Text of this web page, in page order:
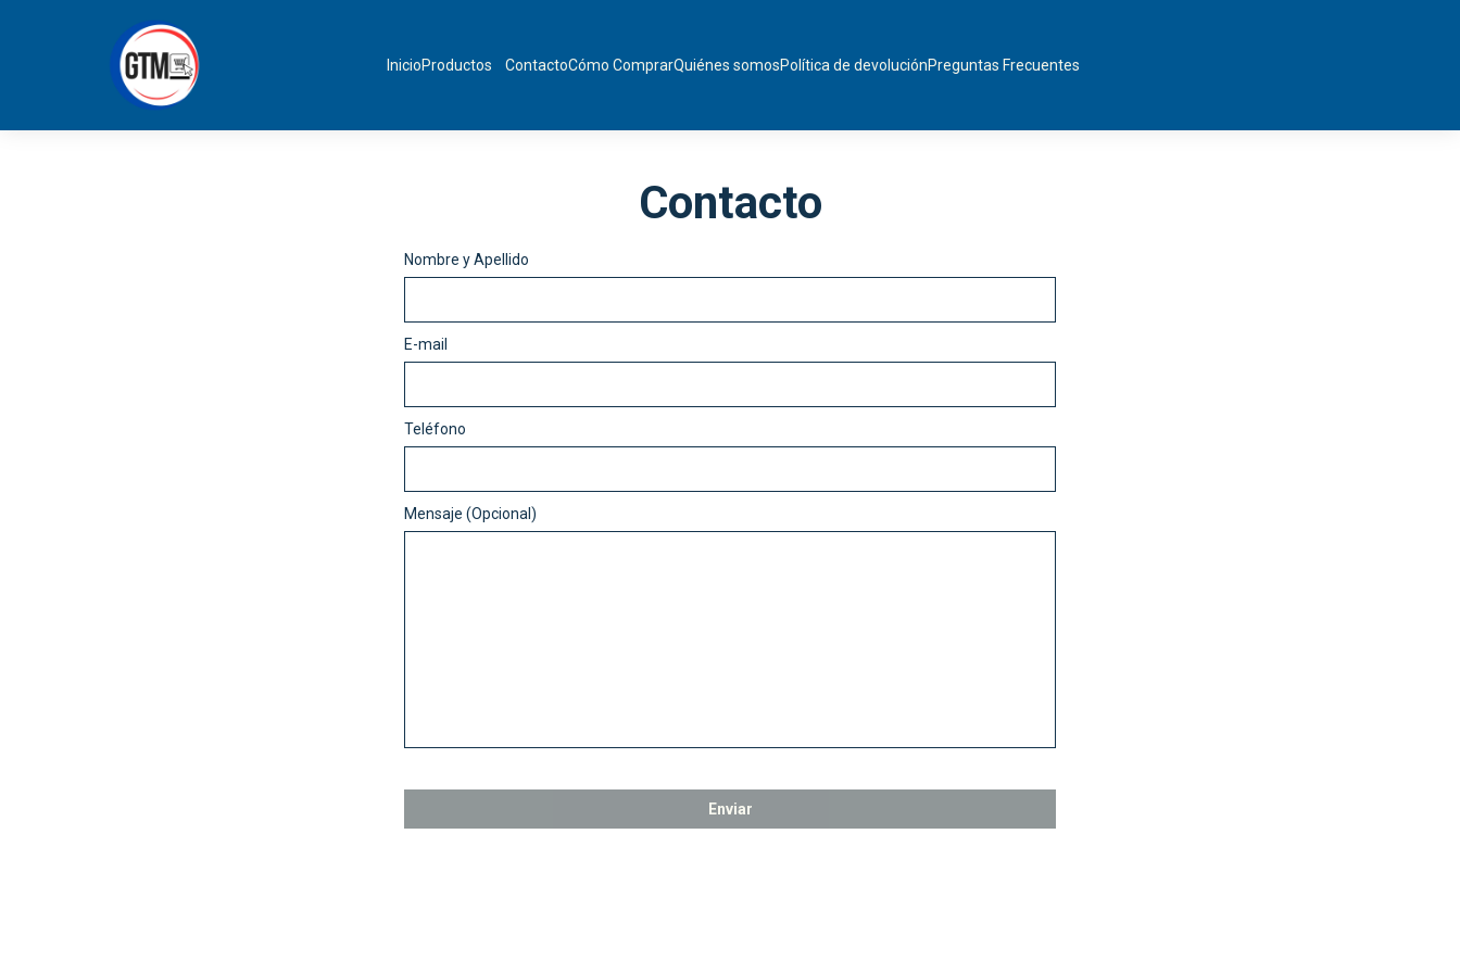
InicioProductos ContactoCómo ComprarQuiénes somosPolítica de devoluciónPreguntas Frecuentes
Contacto
Nombre y Apellido
E-mail
Teléfono
Mensaje (Opcional)
Enviar